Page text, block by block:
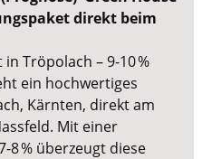
direkt beim
Tröpolach – 9-10 %
ein hochwertiges
Kärnten, direkt am
Mit einer
8 % überzeugt diese